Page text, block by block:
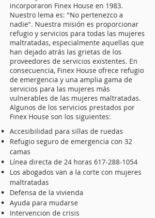
incorporaron Finex House en 1983.
Nuestro lema es: "No pertenezco a
nadie". Nuestra misión es proporcionar
refugio y servicios para todas las mujeres
maltratadas, especialmente aquellas que
han dejado atrás las grietas de los
proveedores de servicios existentes. En
consecuencia, Finex House ofrece refugio
de emergencia y una amplia gama de
servicios para las mujeres más
vulnerables de las mujeres maltratadas.
Algunos de los servicios prestados por
Finex House son los siguientes:
Accesibilidad para sillas de ruedas
Refugio seguro de emergencia con 32
camas
Línea directa de 24 horas 617-288-1054
Los abogados van a la corte con mujeres
maltratadas
Defensa de la vivienda
Ayuda para mudarse
Intervencion de crisis